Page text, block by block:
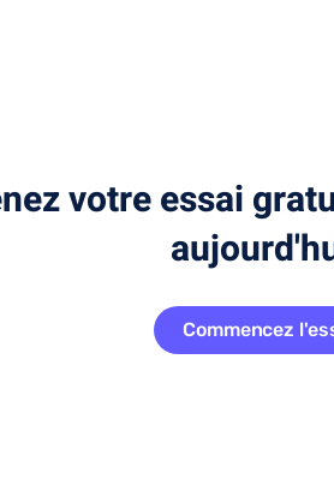
votre essai
Commencez